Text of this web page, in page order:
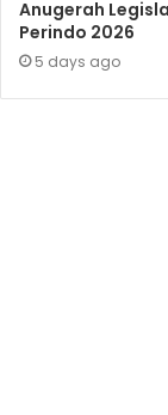
Anugerah
Perindo 2026
5 days ago